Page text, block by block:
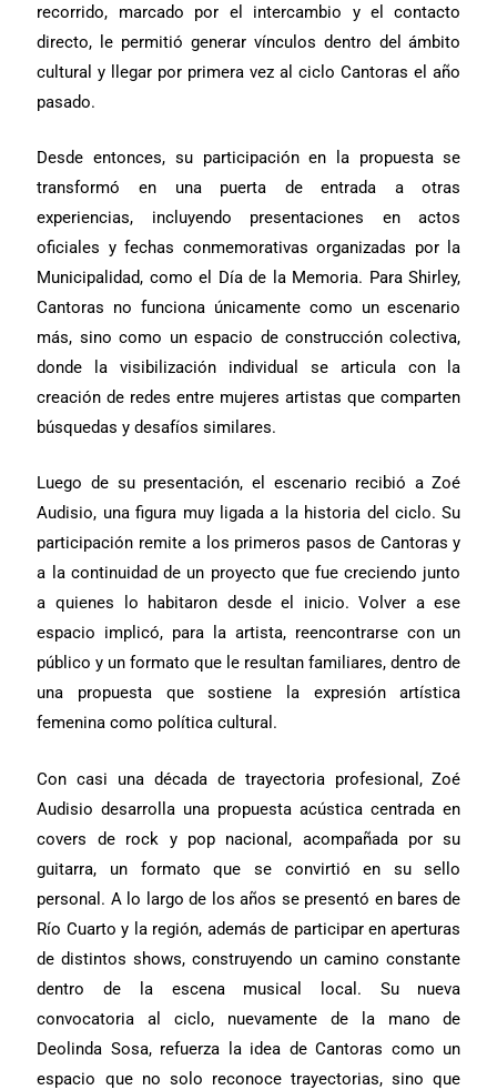
recorrido, marcado por el intercambio y el contacto
directo, le permitió generar vínculos dentro del ámbito
cultural y llegar por primera vez al ciclo Cantoras el año
pasado.
Desde entonces, su participación en la propuesta se
transformó en una puerta de entrada a otras
experiencias, incluyendo presentaciones en actos
oficiales y fechas conmemorativas organizadas por la
Municipalidad, como el Día de la Memoria. Para Shirley,
Cantoras no funciona únicamente como un escenario
más, sino como un espacio de construcción colectiva,
donde la visibilización individual se articula con la
creación de redes entre mujeres artistas que comparten
búsquedas y desafíos similares.
Luego de su presentación, el escenario recibió a Zoé
Audisio, una figura muy ligada a la historia del ciclo. Su
participación remite a los primeros pasos de Cantoras y
a la continuidad de un proyecto que fue creciendo junto
a quienes lo habitaron desde el inicio. Volver a ese
espacio implicó, para la artista, reencontrarse con un
público y un formato que le resultan familiares, dentro de
una propuesta que sostiene la expresión artística
femenina como política cultural.
Con casi una década de trayectoria profesional, Zoé
Audisio desarrolla una propuesta acústica centrada en
covers de rock y pop nacional, acompañada por su
guitarra, un formato que se convirtió en su sello
personal. A lo largo de los años se presentó en bares de
Río Cuarto y la región, además de participar en aperturas
de distintos shows, construyendo un camino constante
dentro de la escena musical local. Su nueva
convocatoria al ciclo, nuevamente de la mano de
Deolinda Sosa, refuerza la idea de Cantoras como un
espacio que no solo reconoce trayectorias, sino que